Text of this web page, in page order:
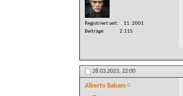
Registriert seit
11. 2001
Beiträge
2.115
28.03.2023, 22:00
Alberto Balsam